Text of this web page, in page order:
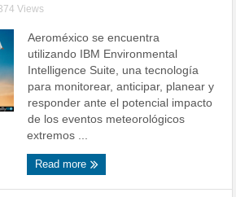
Views
Aeroméxico se encuentra
utilizando IBM Environmental
Intelligence Suite, una tecnología
para monitorear, anticipar, planear y
responder ante el potencial impacto
de los eventos meteorológicos
extremos ...
Read more